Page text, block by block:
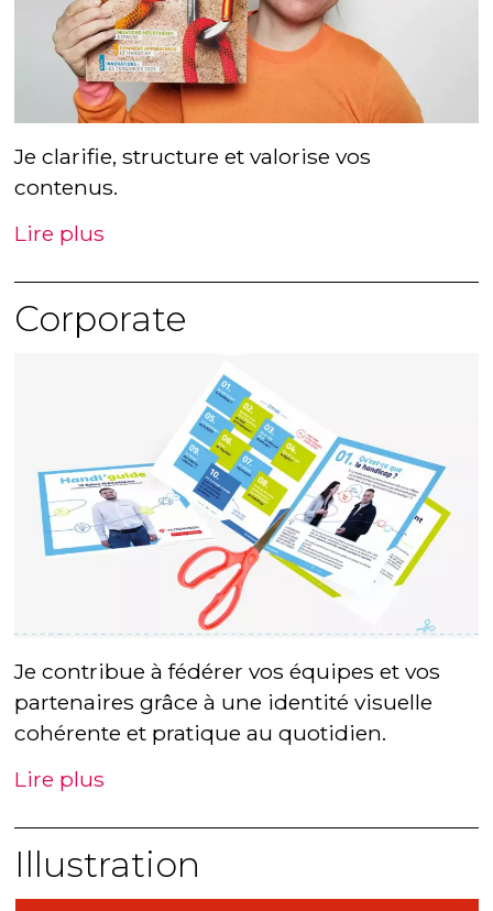
Je clarifie, structure et valorise vos
contenus.
Lire plus
Corporate
Je contribue à fédérer vos équipes et vos
partenaires grâce à une identité visuelle
cohérente et pratique au quotidien.
Lire plus
Illustration